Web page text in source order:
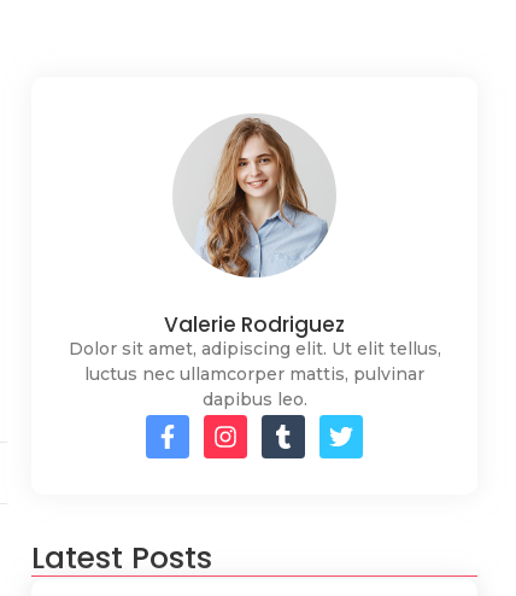
Valerie Rodriguez
Dolor sit amet, adipiscing elit. Ut elit tellus,
luctus nec ullamcorper mattis, pulvinar
dapibus leo.
Latest Posts